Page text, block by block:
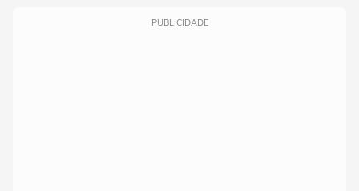
PUBLICIDADE